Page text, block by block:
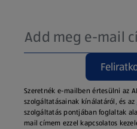
Szeretnék e-mailben értesülni az
szolgáltatásainak kínálatáról, és az
szolgáltatás pontjában foglaltak
mail címem ezzel kapcsolatos